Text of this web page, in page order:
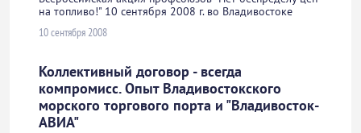
на топливо!" 10 сентября 2008 г. во Владивостоке
10 сентября 2008
Коллективный договор - всегда
компромисс. Опыт Владивостокского
морского торгового порта и "Владивосток-
АВИА"